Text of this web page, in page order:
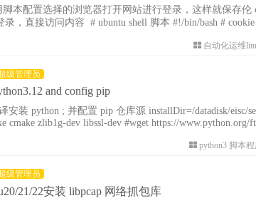
本配置选择的浏览器打开网站进行登录，这样就保存伦
，直接访问内容 # ubuntu shell 脚本 #!/bin/bash #
自动化运维
级管理员
and config pip
pip 仓库源 installDir=/datadisk/eisc/server/tools/python/python3/ su
cmake zlib1g-dev libssl-dev #wget https://www.python.org/
python3 脚本
级管理员
21/22安装 libpcap 网络抓包库